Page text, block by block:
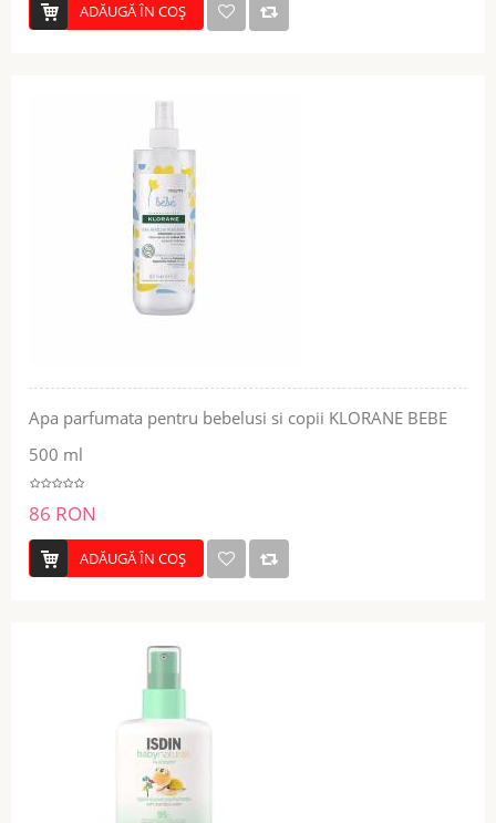
ADĂUGĂ ÎN COŞ
Apa parfumata pentru bebelusi si copii KLORANE BEBE
500 ml
86 RON
ADĂUGĂ ÎN COŞ